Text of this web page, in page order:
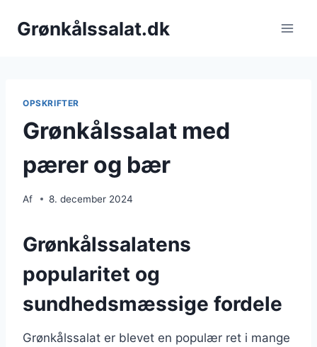
Grønkålssalat.dk
OPSKRIFTER
Grønkålssalat med
pærer og bær
Af 8. december 2024
Grønkålssalatens
popularitet og
sundhedsmæssige fordele
Grønkålssalat er blevet en populær ret i mange